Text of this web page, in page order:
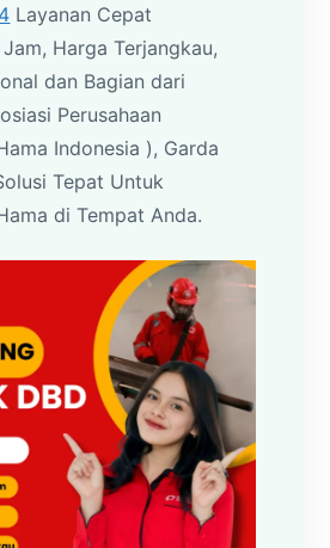
Layanan Cepat
Harga Terjangkau,
dan Bagian dari
Perusahaan
Indonesia ), Garda
Tepat Untuk
di Tempat Anda.